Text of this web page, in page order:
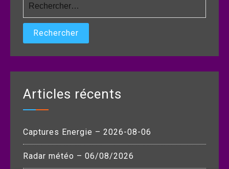
Articles récents
Captures Energie – 2026-08-06
Radar météo – 06/08/2026